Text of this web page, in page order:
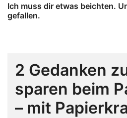
Ich muss dir etwas beichten.
gefallen.
2 Gedanken
sparen beim
– mit